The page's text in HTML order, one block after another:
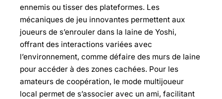
ennemis ou tisser des plateformes. Les
mécaniques de jeu innovantes permettent aux
joueurs de s’enrouler dans la laine de Yoshi,
offrant des interactions variées avec
l’environnement, comme défaire des murs de laine
pour accéder à des zones cachées. Pour les
amateurs de coopération, le mode multijoueur
local permet de s’associer avec un ami, facilitant